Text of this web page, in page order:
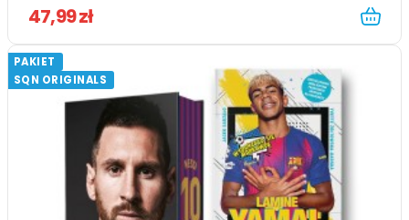
47,99 zł
PAKIET
SQN ORIGINALS